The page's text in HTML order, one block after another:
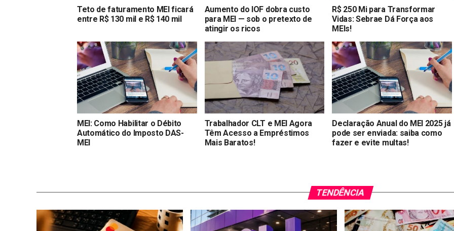
Teto de faturamento MEI ficará
entre R$ 130 mil e R$ 140 mil
Aumento do IOF dobra custo
para MEI — sob o pretexto de
atingir os ricos
R$ 250 Mi para Transformar
Vidas: Sebrae Dá Força aos
MEIs!
MEI: Como Habilitar o Débito
Automático do Imposto DAS-
MEI
Trabalhador CLT e MEI Agora
Têm Acesso a Empréstimos
Mais Baratos!
Declaração Anual do MEI 2025 já
pode ser enviada: saiba como
fazer e evite multas!
TENDÊNCIA